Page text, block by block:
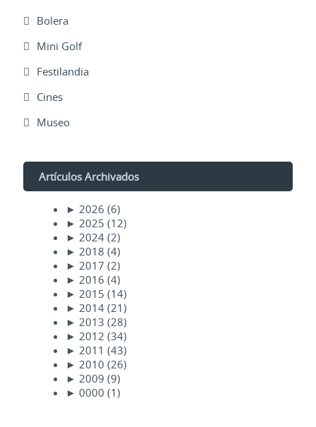
Bolera
Mini Golf
Festilandia
Cines
Museo
Artículos Archivados
► 2026 (6)
► 2025 (12)
► 2024 (2)
► 2018 (4)
► 2017 (2)
► 2016 (4)
► 2015 (14)
► 2014 (21)
► 2013 (28)
► 2012 (34)
► 2011 (43)
► 2010 (26)
► 2009 (9)
► 0000 (1)